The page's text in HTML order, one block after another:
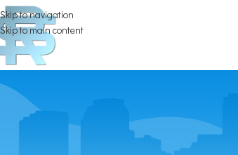
Skip to navigation
Skip to main content